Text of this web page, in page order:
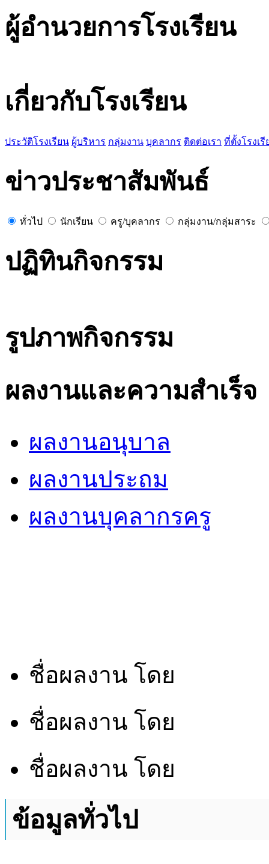
ผู้อำนวยการโรงเรียน
เกี่ยวกับโรงเรียน
ประวัติโรงเรียน ผู้บริหาร กลุ่มงาน บุคลากร ติดต่อเรา ที่ตั้งโรงเรี
ข่าวประชาสัมพันธ์
ทั่วไป นักเรียน ครู/บุคลากร กลุ่มงาน/กลุ่มสาระ
ปฏิทินกิจกรรม
รูปภาพกิจกรรม
ผลงานและความสำเร็จ
ผลงานอนุบาล
ผลงานประถม
ผลงานบุคลากรครู
ชื่อผลงาน โดย
ชื่อผลงาน โดย
ชื่อผลงาน โดย
ข้อมูลทั่วไป